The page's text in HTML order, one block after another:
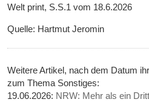
Welt print, S.S.1 vom 18.6.2026
Quelle: Hartmut Jeromin
Weitere Artikel, nach dem Datum
zum Thema Sonstiges:
19.06.2026: NRW: Mehr als ein